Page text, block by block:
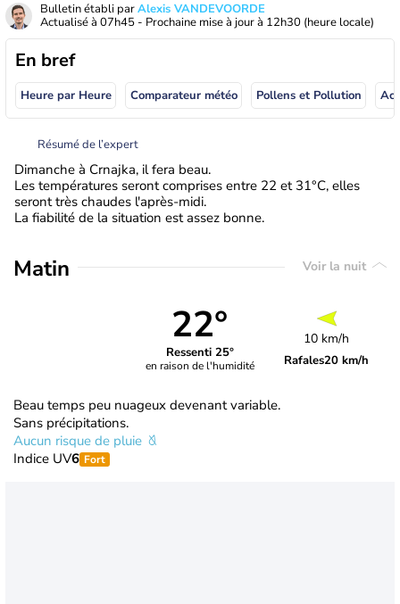
Bulletin établi parAlexis VANDEVOORDE
Actualisé à 07h45 - Prochaine mise à jour à 12h30 (heure locale)
En bref
Heure par Heure Comparateur météo Pollens et Pollution
Résumé de l’expert
Dimanche à Crnajka, il fera beau.
Les températures seront comprises entre 22 et 31°C, elles
seront très chaudes l'après-midi.
La fiabilité de la situation est assez bonne.
Matin Voir la nuit
22°
Ressenti 25°
en raison de l'humidité
10 km/h
Rafales20 km/h
Beau temps peu nuageux devenant variable.
Sans précipitations.
Aucun risque de pluie
Indice UV6 Fort